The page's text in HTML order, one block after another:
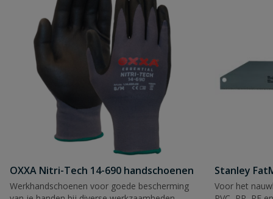
OXXA Nitri-Tech 14-690 handschoenen
Werkhandschoenen voor goede bescherming
Stanley
Voor het